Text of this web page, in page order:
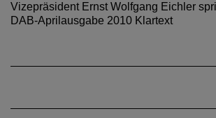
Vizepräsident Ernst Wolfgang Eichler
DAB-Aprilausgabe 2010 Klartext